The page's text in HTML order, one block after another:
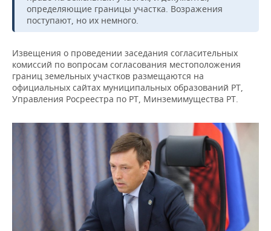
определяющие границы участка. Возражения
поступают, но их немного.
Извещения о проведении заседания согласительных
комиссий по вопросам согласования местоположения
границ земельных участков размещаются на
официальных сайтах муниципальных образований РТ,
Управления Росреестра по РТ, Минземимущества РТ.